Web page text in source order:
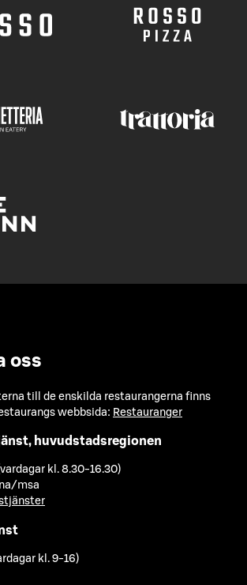
oss
till de enskilda restaurangerna finns
webbsida: Restauranger
huvudstadsregionen
kl. 8.30-16.30)
msa
kl. 9-16)